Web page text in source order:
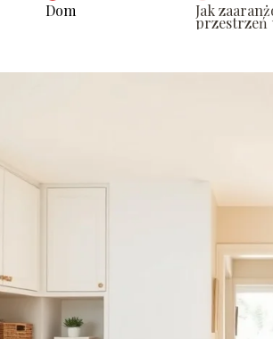
Dom Jak
przestrzeń
–